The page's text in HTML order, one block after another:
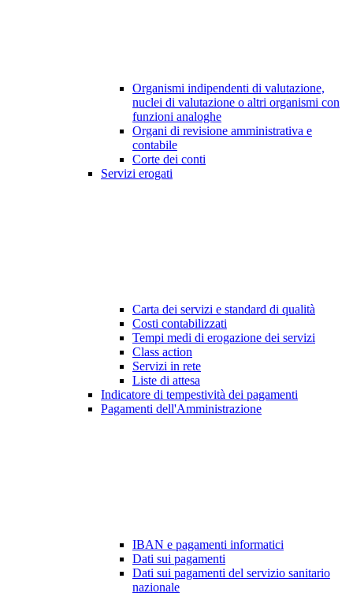
Organismi indipendenti di valutazione,
nuclei di valutazione o altri organismi con
funzioni analoghe
Organi di revisione amministrativa e
contabile
Corte dei conti
Servizi erogati
Carta dei servizi e standard di qualità
Costi contabilizzati
Tempi medi di erogazione dei servizi
Class action
Servizi in rete
Liste di attesa
Indicatore di tempestività dei pagamenti
Pagamenti dell'Amministrazione
IBAN e pagamenti informatici
Dati sui pagamenti
Dati sui pagamenti del servizio sanitario
nazionale